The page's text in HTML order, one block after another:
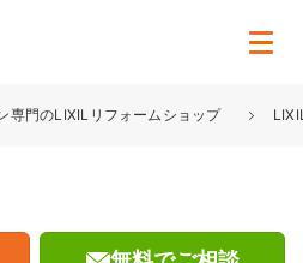
専門のLIXILリフォームショップ